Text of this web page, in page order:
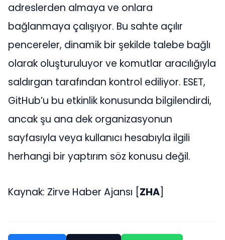
adreslerden almaya ve onlara
bağlanmaya çalışıyor. Bu sahte açılır
pencereler, dinamik bir şekilde talebe bağlı
olarak oluşturuluyor ve komutlar aracılığıyla
saldırgan tarafından kontrol ediliyor. ESET,
GitHub’u bu etkinlik konusunda bilgilendirdi,
ancak şu ana dek organizasyonun
sayfasıyla veya kullanıcı hesabıyla ilgili
herhangi bir yaptırım söz konusu değil.
Kaynak: Zirve Haber Ajansı [ ZHA